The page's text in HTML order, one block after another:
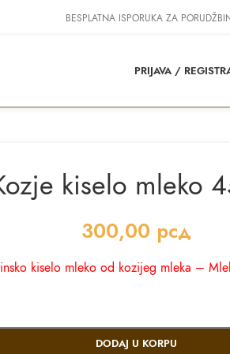
BESPLATNA ISPORUKA ZA
PRIJAVA /
kiselo mleko
300,00 рсд
kiselo mleko od kozijeg mleka –
DODAJ U KORPU